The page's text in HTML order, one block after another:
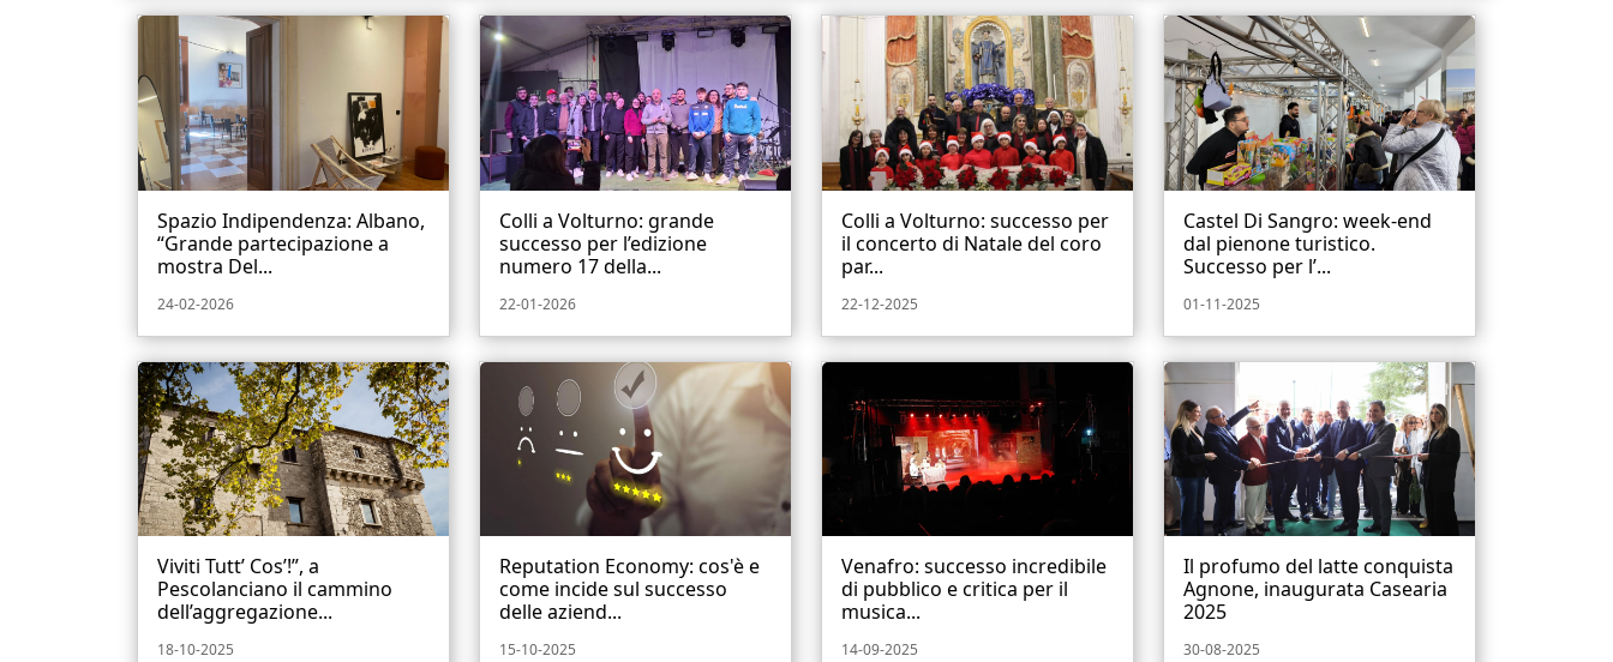
Spazio Indipendenza: Albano,
“Grande partecipazione a
mostra Del...
24-02-2026
Colli a Volturno: grande
successo per l’edizione
numero 17 della...
22-01-2026
Colli a Volturno: successo per
il concerto di Natale del coro
par...
22-12-2025
Castel Di Sangro: week-end
dal pienone turistico.
Successo per l’...
01-11-2025
Viviti Tutt’ Cos’!”, a
Pescolanciano il cammino
dell’aggregazione...
18-10-2025
Reputation Economy: cos'è e
come incide sul successo
delle aziend...
15-10-2025
Venafro: successo incredibile
di pubblico e critica per il
musica...
14-09-2025
Il profumo del latte conquista
Agnone, inaugurata Casearia
2025
30-08-2025